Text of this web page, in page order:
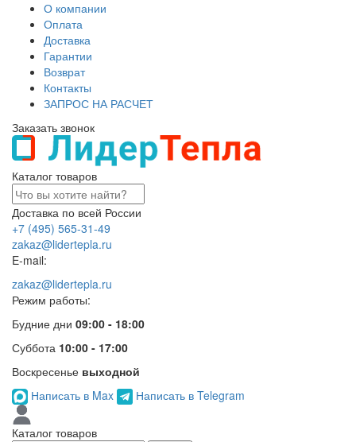
О компании
Оплата
Доставка
Гарантии
Возврат
Контакты
ЗАПРОС НА РАСЧЕТ
Заказать звонок
Каталог товаров
Доставка по всей России
+7 (495) 565-31-49
zakaz@lidertepla.ru
E-mail:
zakaz@lidertepla.ru
Режим работы:
Будние дни 09:00 - 18:00
Суббота 10:00 - 17:00
Воскресенье выходной
Написать в Max
Написать в Telegram
Каталог товаров